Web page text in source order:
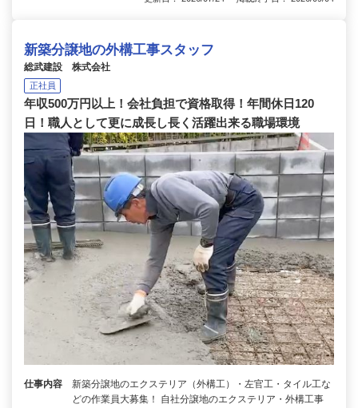
新築分譲地の外構工事スタッフ
総武建設 株式会社
正社員
年収500万円以上！会社負担で資格取得！年間休日120
日！職人として更に成長し長く活躍出来る職場環境
仕事内容
新築分譲地のエクステリア（外構工）・左官工・タイル工な
どの作業員大募集！ 自社分譲地のエクステリア・外構工事